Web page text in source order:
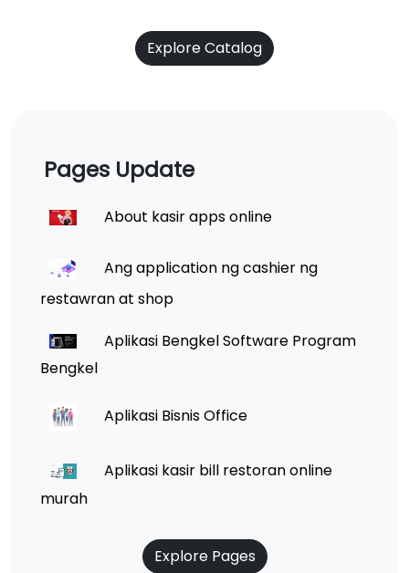
Explore Catalog
Pages Update
About kasir apps online
Ang application ng cashier ng
restawran at shop
Aplikasi Bengkel Software Program
Bengkel
Aplikasi Bisnis Office
Aplikasi kasir bill restoran online
murah
Explore Pages